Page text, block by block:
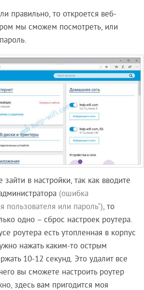
правильно, то откроется веб-
мы сможем посмотреть, или
в настройки, так как вводите
(ошибка
пользователя или пароль"), то
одно – сброс настроек роутера.
роутера есть утопленная в корпус
нажать каким-то острым
10-12 секунд. Это удалит все
вы сможете настроить роутер
здесь вам пригодится моя